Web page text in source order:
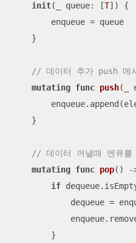
init( queue: [T])
{
        enqueue
= queue
    }
// 데이터 추가 push 메
mutating func push(
    }
// 데이터 꺼낼때 엔큐를
mutating func pop() -
if
            dequeue
=
        }